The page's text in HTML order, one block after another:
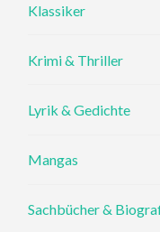
Klassiker
Krimi & Thriller
Lyrik & Gedichte
Mangas
Sachbücher &